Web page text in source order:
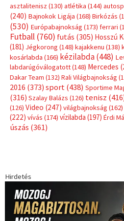
asztalitenisz (130) atlétika (144)
(240) Bajnokok Ligája (168) Birkózás
(530) Európabajnokság (173) ferrari
Futball (760) futás (305) Hosszú
(181) Jégkorong (148) kajakkenu (138)
kosárlabda (166) kézilabda(448)
labdarúgóválogatott(148) Mercedes
Dakar Team (132) Rali Világbajnokság
2016 (373) sport(438) Sportime
(316) Szalay Balázs (126) tenisz
(126) Video (247) világbajnokság (162)
(222) vívás (174) vízilabda (197) Érdi
úszás (361)
Hirdetés